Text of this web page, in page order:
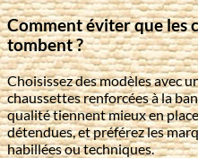
Comment éviter que les
tombent ?
Choisissez des modèles avec
chaussettes renforcées à la
qualité tiennent mieux en
détendues, et préférez les
habillées ou techniques.